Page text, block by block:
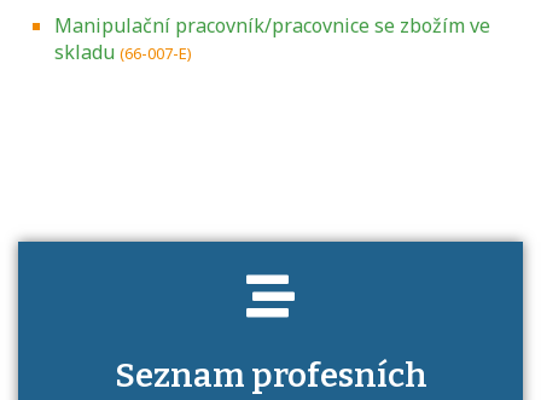
Manipulační pracovník/pracovnice se zbožím ve
skladu (66-007-E)
Seznam profesních
Projděte si seznam profesních kvalifikací.